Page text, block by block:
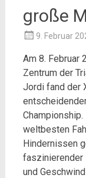
große
9. Februar
Am 8. Februar
Zentrum der
Jordi fand der
weltbesten
Hindernissen
faszinierender
und